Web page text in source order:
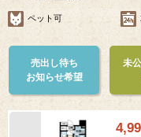
ペット可
売出し待ち
お知らせ希望
未